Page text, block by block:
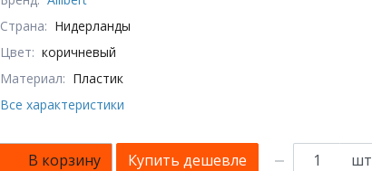
Страна: Нидерланды
Цвет: коричневый
Материал: Пластик
Все характеристики
В корзину Купить дешевле шт